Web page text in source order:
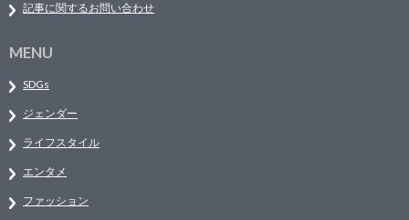
記事に関するお問い合わせ
MENU
SDGs
ジェンダー
ライフスタイル
エンタメ
ファッション